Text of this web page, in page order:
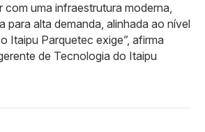
com uma infraestrutura moderna,
para alta demanda, alinhada ao nível
Itaipu Parquetec exige”, afirma
de Tecnologia do Itaipu